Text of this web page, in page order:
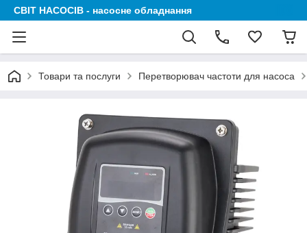
СВІТ НАСОСІВ - насосне обладнання
Товари та послуги Перетворювач частоти для насоса